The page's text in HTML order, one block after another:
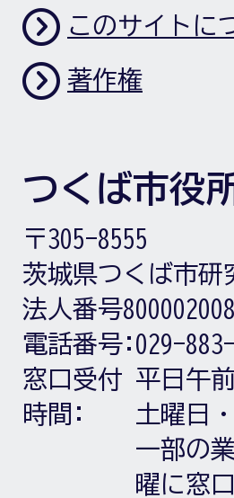
このサイトに
著作権
つくば市役
〒305-8555
茨城県つくば市研
法人番号
電話番号: 029-883-
窓口受付
時間:
平日午
土曜日
一部の
曜に窓